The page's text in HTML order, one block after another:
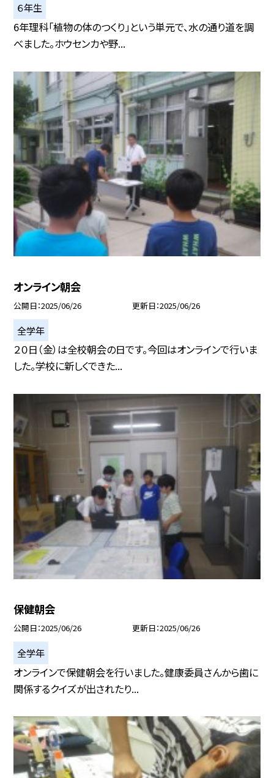
６年生
6年理科「植物の体のつくり」という単元で、水の通り道を調
べました。ホウセンカや野...
オンライン朝会
公開日 2025/06/26 更新日 2025/06/26
全学年
２０日（金）は全校朝会の日です。今回はオンラインで行いま
した。学校に新しくできた...
保健朝会
公開日 2025/06/26 更新日 2025/06/26
全学年
オンラインで保健朝会を行いました。健康委員さんから歯に
関係するクイズが出されたり...